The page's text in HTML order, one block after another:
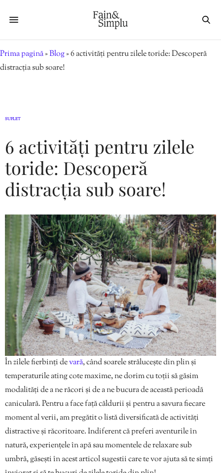
Prima pagină»Blog»6 activități pentru zilele toride: Descoperă
distracția sub soare!
SUFLET
6 activități pentru zilele
toride: Descoperă
distracția sub soare!
În zilele fierbinți devară, când soarele strălucește din plin și
temperaturile ating cote maxime, ne dorim cu toții să găsim
modalități de a ne răcori și de a ne bucura de această perioadă
caniculară. Pentru a face față căldurii și pentru a savura fiecare
moment al verii, am pregătit o listă diversificată de activități
distractive și răcoritoare. Indiferent că preferi aventurile în
natură, experiențele în apă sau momentele de relaxare sub
umbră, găsești în acest articol sugestii care te vor ajuta să te simți